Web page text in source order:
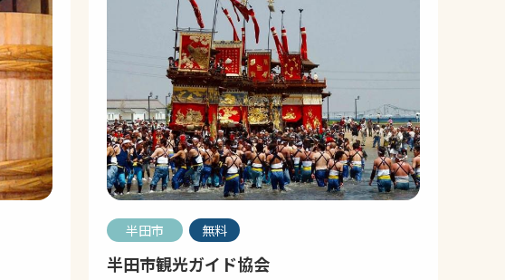
半田市 無料
半田市観光ガイド協会